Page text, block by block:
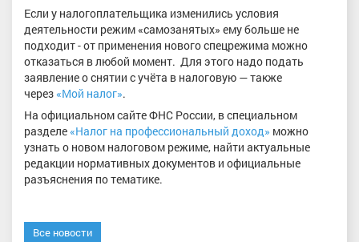
Если у налогоплательщика изменились условия
деятельности режим «самозанятых» ему больше не
подходит - от применения нового спецрежима можно
отказаться в любой момент. Для этого надо подать
заявление о снятии с учёта в налоговую — также
через«Мой налог».
На официальном сайте ФНС России, в специальном
разделе«Налог на профессиональный доход» можно
узнать о новом налоговом режиме, найти актуальные
редакции нормативных документов и официальные
разъяснения по тематике.
Все новости